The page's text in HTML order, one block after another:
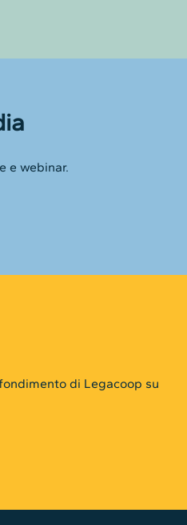
e webinar.
di Legacoop su